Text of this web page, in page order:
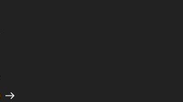
Beitrag